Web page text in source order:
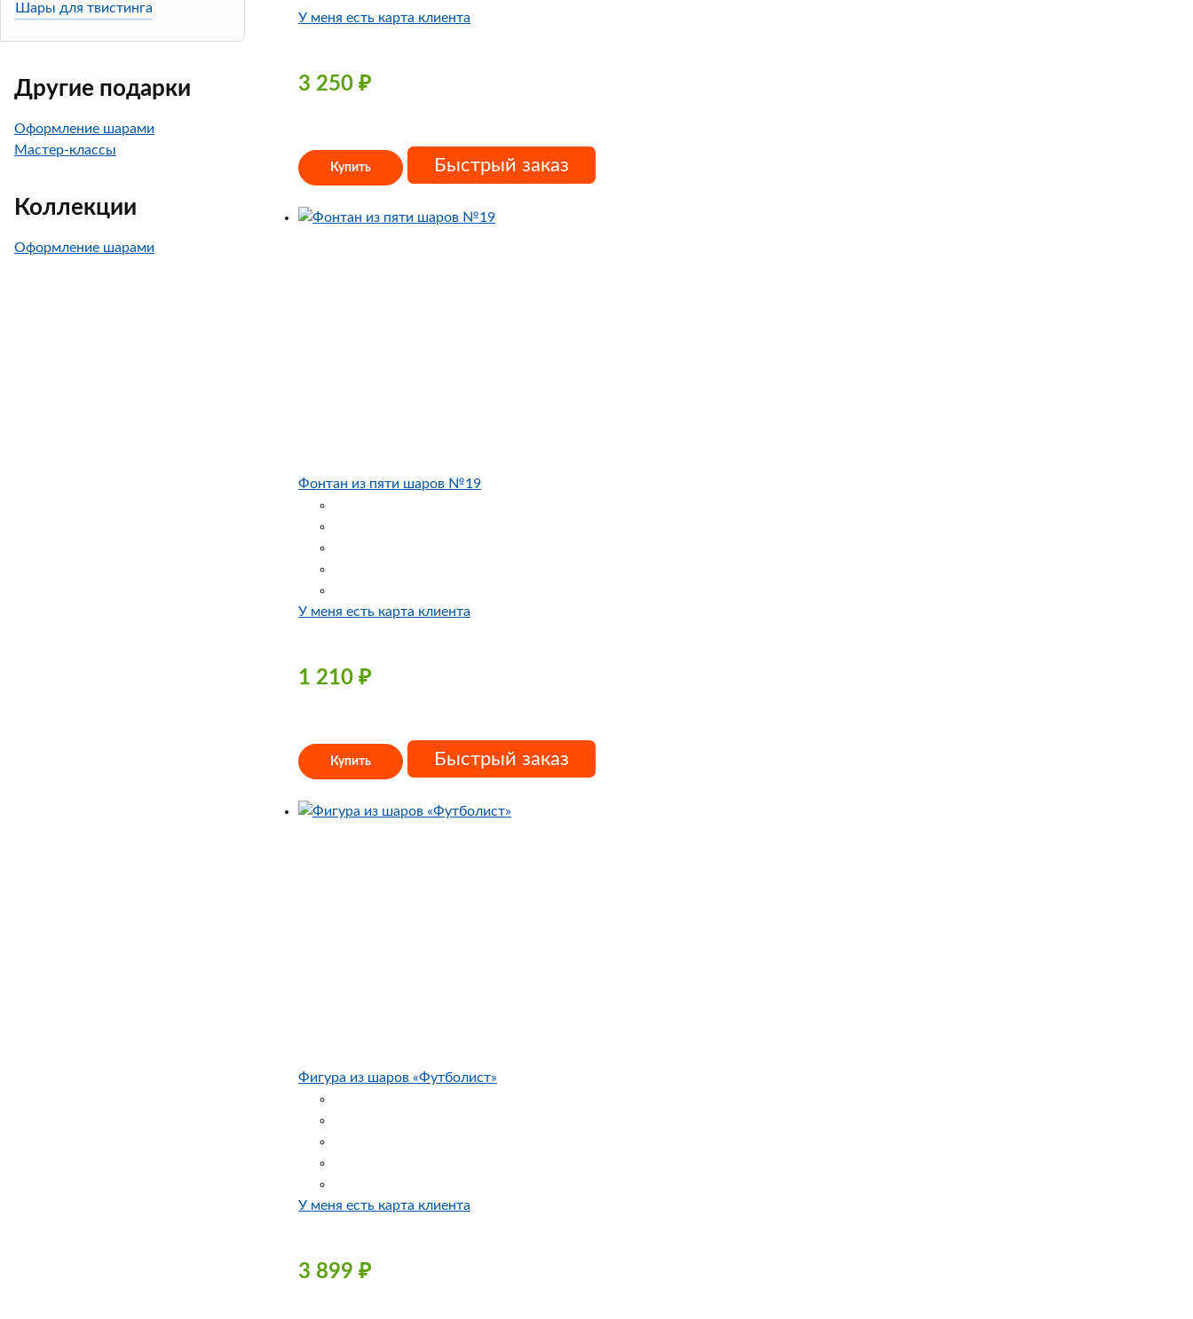
У меня есть карта клиента
3 250 ₽
Купить Быстрый заказ
Фонтан из пяти шаров №19
У меня есть карта клиента
1 210 ₽
Купить Быстрый заказ
Фигура из шаров «Футболист»
У меня есть карта клиента
3 899 ₽
Шары для твистинга
Другие подарки
Оформление шарами
Мастер-классы
Коллекции
Оформление шарами